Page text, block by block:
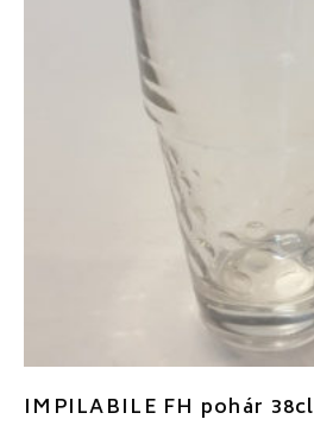
IMPILABILE FH pohár 38cl